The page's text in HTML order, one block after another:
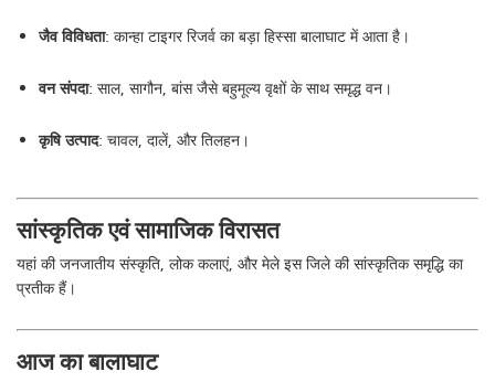
जैव विविधता: कान्हा टाइगर रिजर्व का बड़ा हिस्सा बालाघाट में आता है।
वन संपदा: साल, सागौन, बांस जैसे बहुमूल्य वृक्षों के साथ समृद्ध वन।
कृषि उत्पाद: चावल, दालें, और तिलहन।
सांस्कृतिक एवं सामाजिक विरासत
यहां की जनजातीय संस्कृति, लोक कलाएं, और मेले इस जिले की सांस्कृतिक समृद्धि का
प्रतीक हैं।
आज का बालाघाट